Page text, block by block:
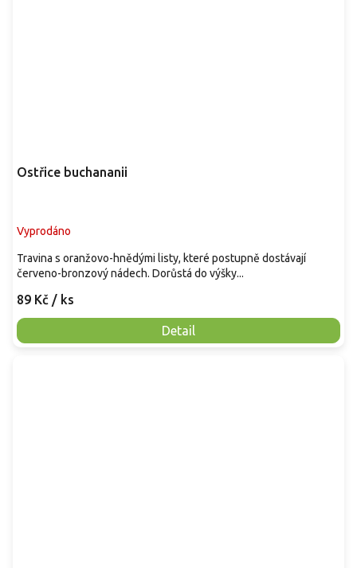
Ostřice buchananii
Vyprodáno
89 Kč / ks
Detail
Travina s oranžovo-hnědými listy, které postupně dostávají
červeno-bronzový nádech. Dorůstá do výšky...